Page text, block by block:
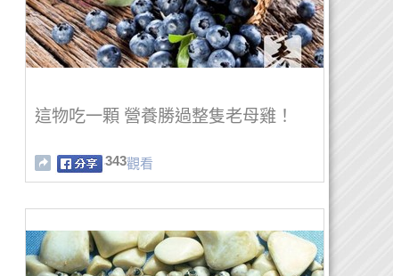
這物吃一顆 營養勝過整隻老母雞！
343觀看